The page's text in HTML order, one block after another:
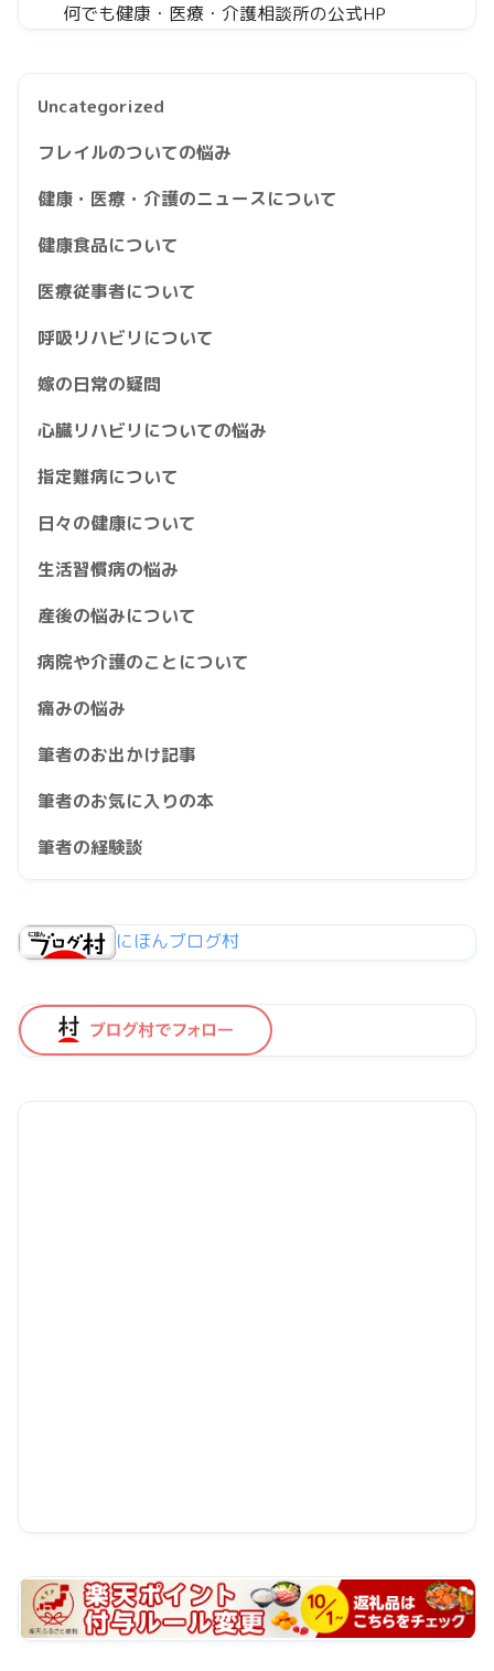
何でも健康・医療・介護相談所の公式HP
Uncategorized
フレイルのついての悩み
健康・医療・介護のニュースについて
健康食品について
医療従事者について
呼吸リハビリについて
嫁の日常の疑問
心臓リハビリについての悩み
指定難病について
日々の健康について
生活習慣病の悩み
産後の悩みについて
病院や介護のことについて
痛みの悩み
筆者のお出かけ記事
筆者のお気に入りの本
筆者の経験談
にほんブログ村